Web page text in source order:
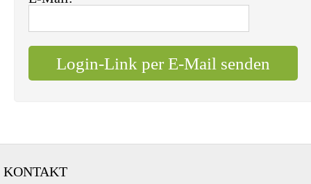
KONTAKT